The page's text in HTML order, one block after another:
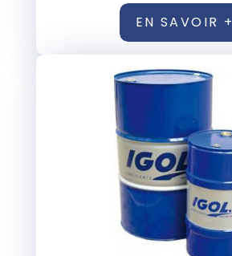
EN SAVOIR +